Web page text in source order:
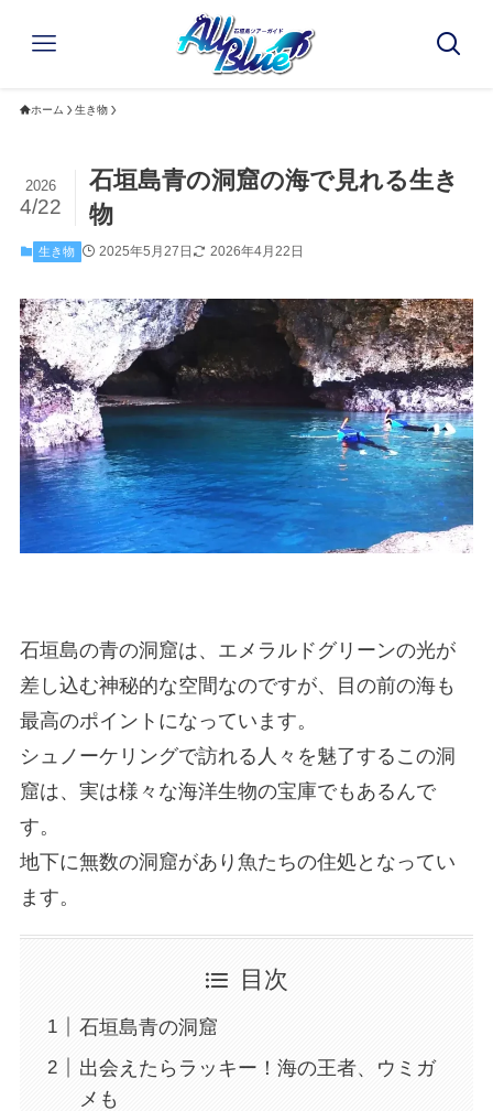
ホーム 生き物
石垣島青の洞窟の海で見れる生き
物
2026
4/22
生き物 2025年5月27日 2026年4月22日
石垣島の青の洞窟は、エメラルドグリーンの光が
差し込む神秘的な空間なのですが、目の前の海も
最高のポイントになっています。
シュノーケリングで訪れる人々を魅了するこの洞
窟は、実は様々な海洋生物の宝庫でもあるんで
す。
地下に無数の洞窟があり魚たちの住処となってい
ます。
目次
石垣島青の洞窟
出会えたらラッキー！海の王者、ウミガ
メも